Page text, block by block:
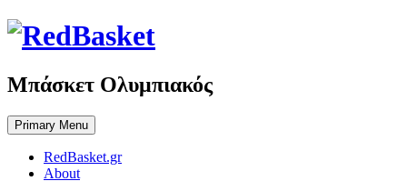
Skip
Μπάσκετ Ολυμπιακός
Primary Menu
RedBasket.gr
About